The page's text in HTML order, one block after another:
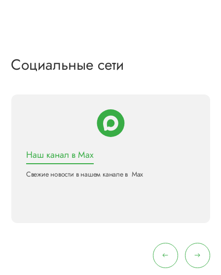
Социальные сети
Наш канал в Max
Свежие новости в нашем канале в Max